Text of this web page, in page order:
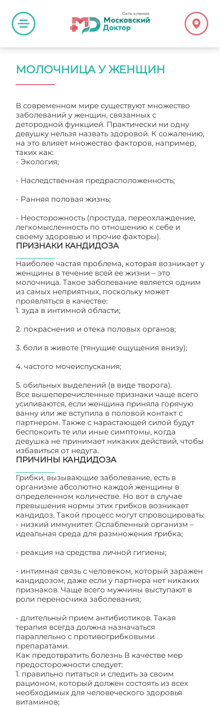
МОЛОЧНИЦА У ЖЕНЩИН
В современном мире существуют множество
заболеваний у женщин, связанных с
детородной функцией. Практически ни одну
девушку нельзя назвать здоровой. К сожалению,
на это влияет множество факторов, например,
таких как:
- Экология;
- Наследственная предрасположенность;
- Ранняя половая жизнь;
- Неосторожность (простуда, переохлаждение,
легкомысленность по отношению к себе и
своему здоровью и прочие факторы).
ПРИЗНАКИ КАНДИДОЗА
Наиболее частая проблема, которая возникает у
женщины в течение всей ее жизни – это
молочница. Такое заболевание является одним
из самых неприятных, поскольку может
проявляться в качестве:
1. зуда в интимной области;
2. покраснения и отека половых органов;
3. боли в животе (тянущие ощущения внизу);
4. частого мочеиспускания;
5. обильных выделений (в виде творога).
Все вышеперечисленные признаки чаще всего
усиливаются, если женщина приняла горячую
ванну или же вступила в половой контакт с
партнером. Также с нарастающей силой будут
беспокоить те или иные симптомы, когда
девушка не принимает никаких действий, чтобы
избавиться от недуга.
ПРИЧИНЫ КАНДИДОЗА
Грибки, вызывающие заболевание, есть в
организме абсолютно каждой женщины в
определенном количестве. Но вот в случае
превышения нормы этих грибков возникает
кандидоз. Такой процесс могут спровоцировать:
- низкий иммунитет. Ослабленный организм –
идеальная среда для размножения грибка;
- реакция на средства личной гигиены;
- интимная связь с человеком, который заражен
кандидозом, даже если у партнера нет никаких
признаков. Чаще всего мужчины выступают в
роли переносчика заболевания;
- длительный прием антибиотиков. Такая
терапия всегда должна назначаться
параллельно с противогрибковыми
препаратами.
Как предотвратить болезнь В качестве мер
предосторожности следует:
1. правильно питаться и следить за своим
рационом, который должен состоять из всех
необходимых для человеческого здоровья
витаминов;